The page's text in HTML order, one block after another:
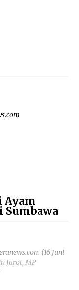
Ayam
Sumbawa
(16 Juni
Jarot, MP